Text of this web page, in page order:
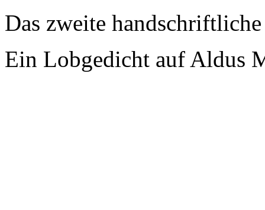
Das zweite
Ein Lobgedicht auf Aldus